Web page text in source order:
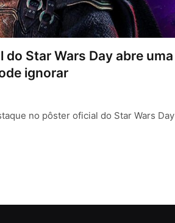
Star Wars Day abre uma
ignorar
no pôster oficial do Star Wars Day